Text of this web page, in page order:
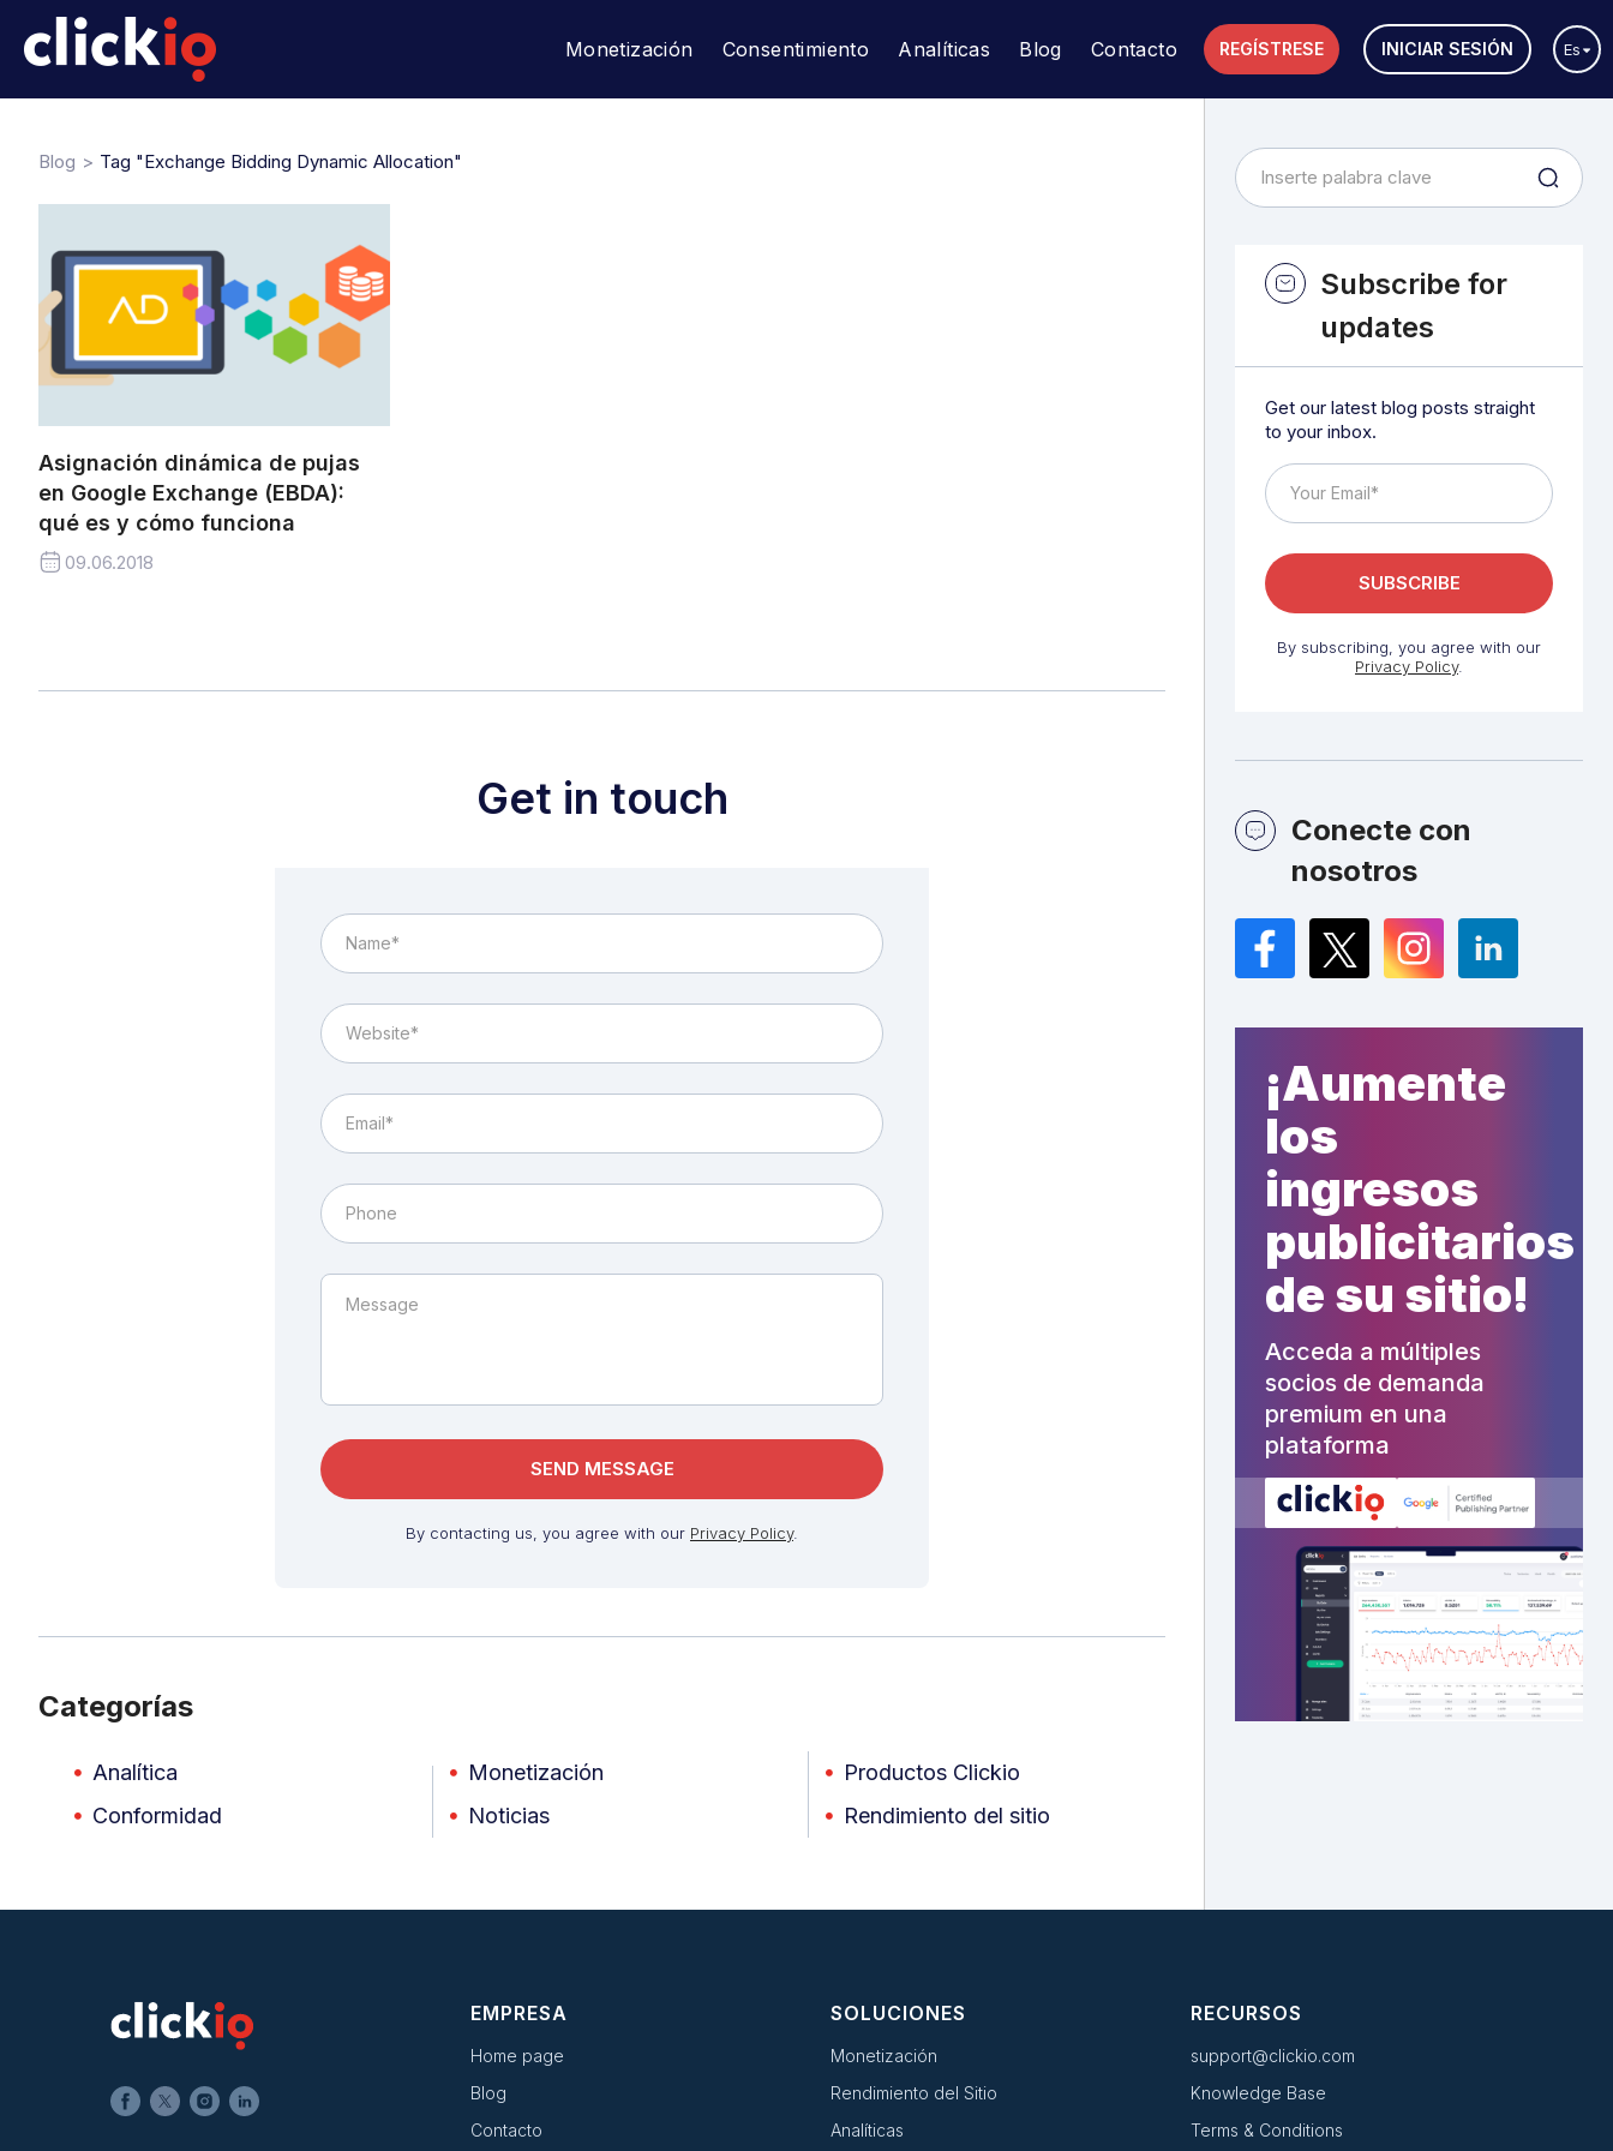
REGÍSTRESE INICIAR SESIÓN Es
Monetización Consentimiento Analíticas Blog Contacto
Blog Tag "Exchange Bidding Dynamic Allocation"
Asignación dinámica de pujas
en Google Exchange (EBDA):
qué es y cómo funciona
09.06.2018
Get in touch
By contacting us, you agree with our Privacy Policy.
Categorías
Analítica
Conformidad
Monetización
Noticias
Productos Clickio
Rendimiento del sitio
Subscribe for
updates
Get our latest blog posts straight
to your inbox.
By subscribing, you agree with our
Privacy Policy.
Conecte con
nosotros
Facebook
TwitterInstagramLinkedIn
¡Aumente
los
ingresos
publicitarios
de su sitio!
Acceda a múltiples
socios de demanda
premium en una
plataforma
EMPRESA
Home page
Blog
Contacto
SOLUCIONES
Monetización
Rendimiento del Sitio
Analíticas
RECURSOS
support@clickio.com
Knowledge Base
Terms & Conditions